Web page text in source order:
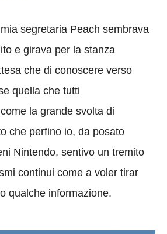
segretaria Peach sembrava
e girava per la stanza
che di conoscere verso
quella che tutti
la grande svolta di
che perfino io, da posato
Nintendo, sentivo un tremito
continui come a voler tirar
qualche informazione.